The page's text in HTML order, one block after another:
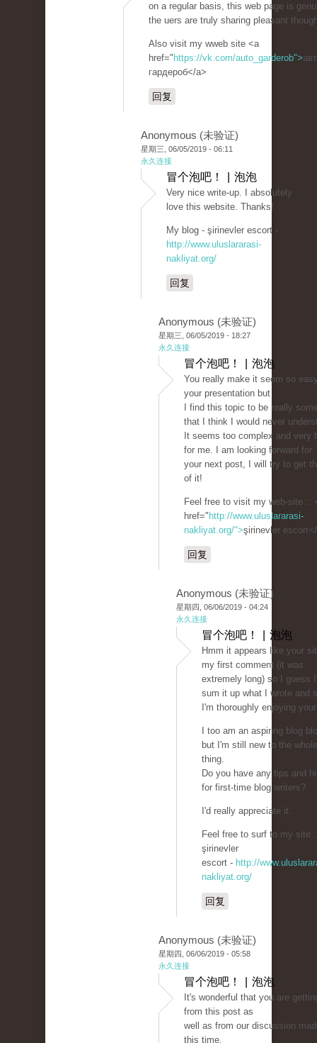
on a regular basis, this web page is
the uers are truly sharing pleasant
Also visit my wweb site <a
href=" https://vk.com/auto_garderob">
гардероб</a>
回复
Anonymous (未验证)
星期三, 06/05/2019 - 06:11
永久连接
冒个泡吧！ | 泡泡
Very nice write-up. I absolutely
love this website. Thanks!
My blog - şirinevler escort -
http://www.uluslararasi-
nakliyat.org/
回复
Anonymous (未验证)
星期三, 06/05/2019 - 18:27
永久连接
冒个泡吧！ | 泡泡
You really make it seem so
your presentation but
I find this topic to be really
that I think I would never
It seems too complex and very
for me. I am looking forward for
your next post, I will try to get
of it!
Feel free to visit my web-site ::
href=" http://www.uluslararasi-
nakliyat.org/">şirinevler
回复
Anonymous (未验证)
星期四, 06/06/2019 - 04:24
永久连接
冒个泡吧！ | 泡泡
Hmm it appears like your
my first comment (it was
extremely long) so I guess
sum it up what I wrote and
I'm thoroughly enjoying
I too am an aspiring blog
but I'm still new to the whole
thing.
Do you have any tips and
for first-time blog writers?
I'd really appreciate it.
Feel free to surf to my site
şirinevler
escort - http://
nakliyat.org/
回复
Anonymous (未验证)
星期四, 06/06/2019 - 05:58
永久连接
冒个泡吧！ | 泡泡
It's wonderful that you are
from this post as
well as from our discussion
this time.